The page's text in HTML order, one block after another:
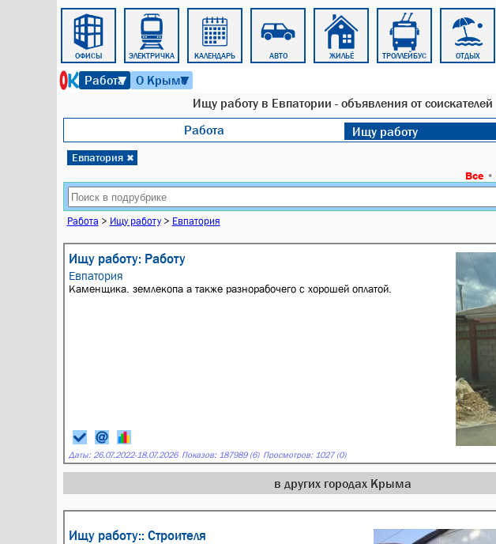
ОФИСЫ ЭЛЕКТРИЧКА КАЛЕНДАРЬ АВТО ЖИЛЬЁ ТРОЛЛЕЙБУС ОТДЫХ
Работа
▼ О Крыме
▼
Ищу работу в Евпатории - объявления от соискателей
Работа
Ищу работу
Евпатория ✖
Все•
Работа > Ищу работу> Евпатория
Ищу работу: Работу
Евпатория
Каменщика. землекопа а также разнорабочего с хорошей оплатой.
Даты: 26.07.2022-18.07.2026 Показов: 187989 (6) Просмотров: 1027 (0)
в других городах Крыма
Ищу работу:: Строителя